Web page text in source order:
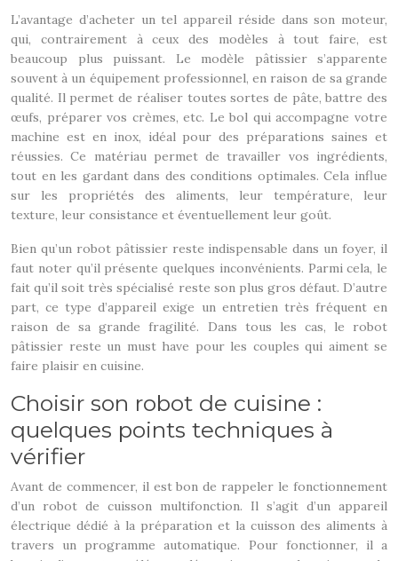
L’avantage d’acheter un tel appareil réside dans son moteur,
qui, contrairement à ceux des modèles à tout faire, est
beaucoup plus puissant. Le modèle pâtissier s’apparente
souvent à un équipement professionnel, en raison de sa grande
qualité. Il permet de réaliser toutes sortes de pâte, battre des
œufs, préparer vos crèmes, etc. Le bol qui accompagne votre
machine est en inox, idéal pour des préparations saines et
réussies. Ce matériau permet de travailler vos ingrédients,
tout en les gardant dans des conditions optimales. Cela influe
sur les propriétés des aliments, leur température, leur
texture, leur consistance et éventuellement leur goût.
Bien qu’un robot pâtissier reste indispensable dans un foyer, il
faut noter qu’il présente quelques inconvénients. Parmi cela, le
fait qu’il soit très spécialisé reste son plus gros défaut. D’autre
part, ce type d’appareil exige un entretien très fréquent en
raison de sa grande fragilité. Dans tous les cas, le robot
pâtissier reste un must have pour les couples qui aiment se
faire plaisir en cuisine.
Choisir son robot de cuisine :
quelques points techniques à
vérifier
Avant de commencer, il est bon de rappeler le fonctionnement
d’un robot de cuisson multifonction. Il s’agit d’un appareil
électrique dédié à la préparation et la cuisson des aliments à
travers un programme automatique. Pour fonctionner, il a